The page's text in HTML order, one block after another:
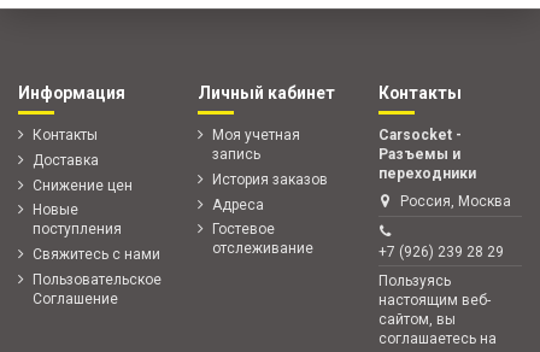
Информация
Контакты
Доставка
Снижение цен
Новые
поступления
Свяжитесь с нами
Пользовательское
Соглашение
Личный кабинет
Моя учетная
запись
История заказов
Адреса
Гостевое
отслеживание
Контакты
Carsocket -
Разъемы и
переходники
Россия, Москва
+7 (926) 239 28 29
Пользуясь
настоящим веб-
сайтом, вы
соглашаетесь на